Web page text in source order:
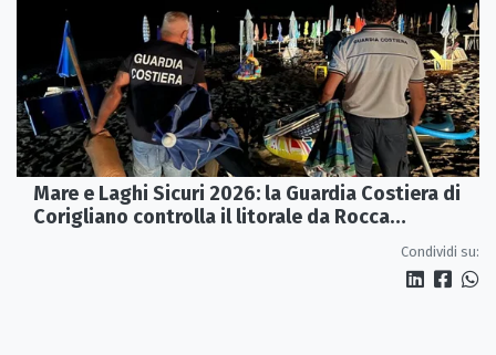
Mare e Laghi Sicuri 2026: la Guardia Costiera di
Corigliano controlla il litorale da Rocca
Condividi su: